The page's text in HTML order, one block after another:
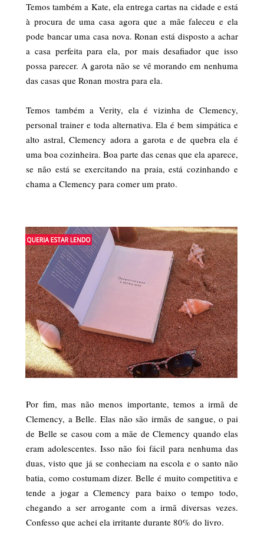
Temos também a Kate, ela entrega cartas na cidade e está
à procura de uma casa agora que a mãe faleceu e ela
pode bancar uma casa nova. Ronan está disposto a achar
a casa perfeita para ela, por mais desafiador que isso
possa parecer. A garota não se vê morando em nenhuma
das casas que Ronan mostra para ela.
Temos também a Verity, ela é vizinha de Clemency,
personal trainer e toda alternativa. Ela é bem simpática e
alto astral, Clemency adora a garota e de quebra ela é
uma boa cozinheira. Boa parte das cenas que ela aparece,
se não está se exercitando na praia, está cozinhando e
chama a Clemency para comer um prato.
Por fim, mas não menos importante, temos a irmã de
Clemency, a Belle. Elas não são irmãs de sangue, o pai
de Belle se casou com a mãe de Clemency quando elas
eram adolescentes. Isso não foi fácil para nenhuma das
duas, visto que já se conheciam na escola e o santo não
batia, como costumam dizer. Belle é muito competitiva e
tende a jogar a Clemency para baixo o tempo todo,
chegando a ser arrogante com a irmã diversas vezes.
Confesso que achei ela irritante durante 80% do livro.